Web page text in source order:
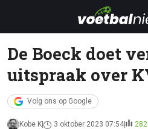
De Boeck doet
uitspraak over
Volg ons op Google
Kobe K 3 oktober 2023 07:54